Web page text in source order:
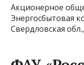
Акционерное
Энергосбытовая
Свердловская